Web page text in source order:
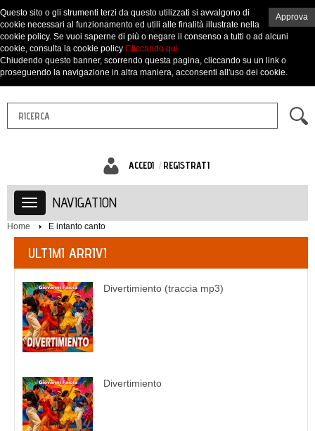
ACCEDI REGISTRATI
NAVIGATION
Home E intanto canto
ULTIMI ARRIVI
Divertimiento (traccia mp3)
Divertimiento
Approva
Questo sito o gli strumenti terzi da questo utilizzati si avvalgono di
cookie necessari al funzionamento ed utili alle finalità illustrate nella
cookie policy. Se vuoi saperne di più o negare il consenso a tutti o ad alcuni
cookie, consulta la cookie policy Cliccando qui
Chiudendo questo banner, scorrendo questa pagina, cliccando su un link o
proseguendo la navigazione in altra maniera, acconsenti all'uso dei cookie.